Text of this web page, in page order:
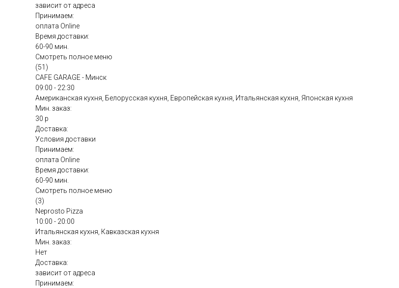
зависит от адреса
Принимаем:
оплата Online
Время доставки:
60-90 мин.
Смотреть полное меню
(51)
CAFE GARAGE - Минск
09:00 - 22:30
Американская кухня, Белорусская кухня, Европейская кухня, Итальянская кухня, Японская кухня
Мин. заказ:
30 р
Доставка:
Условия доставки
Принимаем:
оплата Online
Время доставки:
60-90 мин.
Смотреть полное меню
(3)
Neprosto Pizza
10:00 - 20:00
Итальянская кухня, Кавказская кухня
Мин. заказ:
Нет
Доставка:
зависит от адреса
Принимаем: